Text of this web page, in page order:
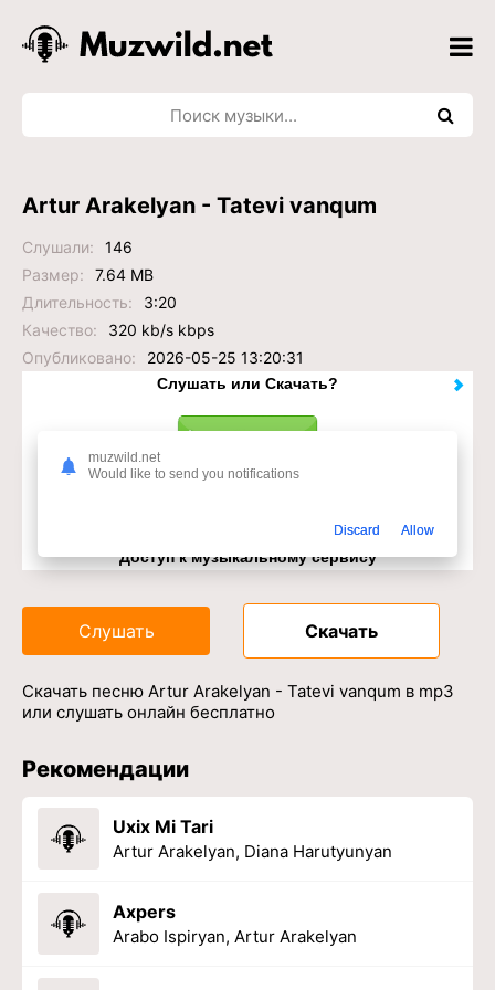
Artur Arakelyan - Tatevi vanqum
Слушали:
146
Размер:
7.64 MB
Длительность:
3:20
Качество:
320 kb/s kbps
Опубликовано:
2026-05-25 13:20:31
Слушать или Скачать?
Доступ к музыкальному сервису
Слушать Скачать
Скачать песню Artur Arakelyan - Tatevi vanqum в mp3
или слушать онлайн бесплатно
Рекомендации
Uxix Mi Tari
Artur Arakelyan, Diana Harutyunyan
Axpers
Arabo Ispiryan, Artur Arakelyan
muzwild.net
Would like to send you notifications
Discard Allow